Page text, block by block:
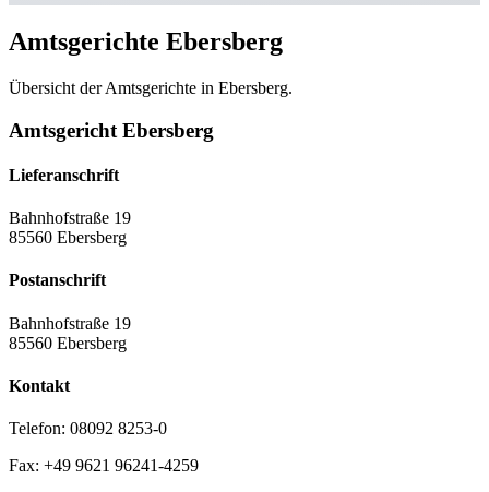
Amtsgerichte Ebersberg
Übersicht der Amtsgerichte in Ebersberg.
Amtsgericht Ebersberg
Lieferanschrift
Bahnhofstraße 19
85560 Ebersberg
Postanschrift
Bahnhofstraße 19
85560 Ebersberg
Kontakt
Telefon: 08092 8253-0
Fax: +49 9621 96241-4259